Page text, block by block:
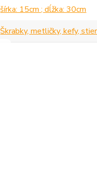
šírka: 15cm ; dĺžka: 30cm
Škrabky, metličky, kefy,